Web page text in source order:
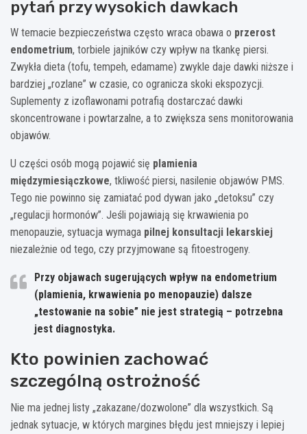
pytań przy wysokich dawkach
W temacie bezpieczeństwa często wraca obawa o przerost
endometrium, torbiele jajników czy wpływ na tkankę piersi.
Zwykła dieta (tofu, tempeh, edamame) zwykle daje dawki niższe i
bardziej „rozlane” w czasie, co ogranicza skoki ekspozycji.
Suplementy z izoflawonami potrafią dostarczać dawki
skoncentrowane i powtarzalne, a to zwiększa sens monitorowania
objawów.
U części osób mogą pojawić się plamienia
międzymiesiączkowe, tkliwość piersi, nasilenie objawów PMS.
Tego nie powinno się zamiatać pod dywan jako „detoksu” czy
„regulacji hormonów”. Jeśli pojawiają się krwawienia po
menopauzie, sytuacja wymaga pilnej konsultacji lekarskiej
niezależnie od tego, czy przyjmowane są fitoestrogeny.
Przy objawach sugerujących wpływ na endometrium
(plamienia, krwawienia po menopauzie) dalsze
„testowanie na sobie” nie jest strategią – potrzebna
jest diagnostyka.
Kto powinien zachować
szczególną ostrożność
Nie ma jednej listy „zakazane/dozwolone” dla wszystkich. Są
jednak sytuacje, w których margines błędu jest mniejszy i lepiej